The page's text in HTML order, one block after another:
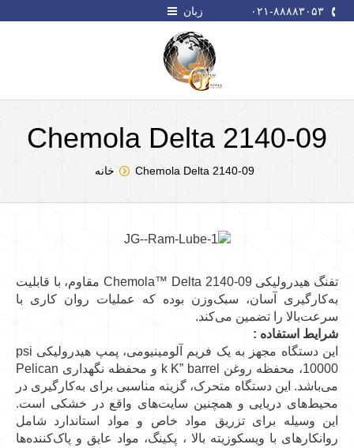
۰۲۱-۸۸۸۸۳۰۵۳ زبان
Chemola Delta 2140-09
شما اینجا هستید: خانه Chemola Delta 2140-09
تفنگ هیدرولیکی Chemola™ Delta 2140-09 مقاوم، با قابلیت
به‌کارگیری آسان، سبک‌وزن بوده که عملیات روان کاری با
سرعت‌بالا را تضمین می‌کند.
شرایط استفاده :
این دستگاه مجهز به یک فریم آلومینیومی، پمپ هیدرولیکی psi
10000، محفظه روغن k K” barrel و محفظه نگهداری Pelican
می‌باشد. این دستگاه متحرک، گزینه مناسبی برای به‌کارگیری در
محیط‌های دریایی و همچنین سایت‌های واقع در خشکی است.
این وسیله برای تزریق مواد خاص و مواد استاندارد شامل
روانکارهای با ویسکوزیته بالا ، پکینگ، مواد عایق و پاک‌کننده‌ها